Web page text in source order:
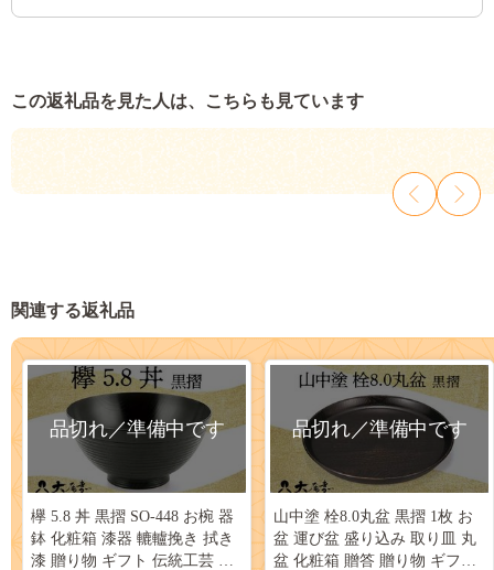
この返礼品を見た人は、こちらも見ています
関連する返礼品
品切れ／準備中です
欅 5.8 丼 黒摺 SO-448 お椀 器
鉢 化粧箱 漆器 轆轤挽き 拭き
漆 贈り物 ギフト 伝統工芸 工
品切れ／準備中です
山中塗 栓8.0丸盆 黒摺 1枚 お
盆 運び盆 盛り込み 取り皿 丸
盆 化粧箱 贈答 贈り物 ギフト